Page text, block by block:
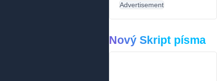
Advertisement
Nový Skript písma